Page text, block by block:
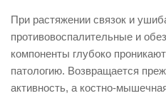
При растяжении связок и
противовоспалительные и
компоненты глубоко
патологию. Возвращается
активность, а костно-